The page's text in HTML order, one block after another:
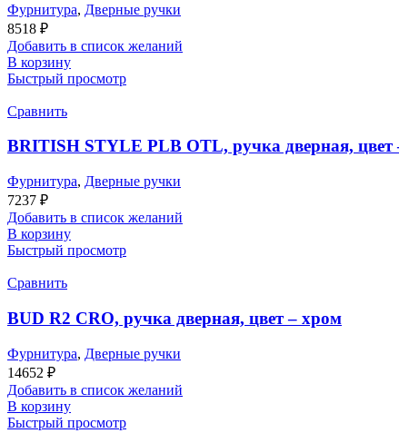
Фурнитура, Дверные ручки
8518 ₽
Добавить в список желаний
В корзину
Быстрый просмотр
Сравнить
BRITISH STYLE PLB OTL, ручка дверная, цвет
Фурнитура, Дверные ручки
7237 ₽
Добавить в список желаний
В корзину
Быстрый просмотр
Сравнить
BUD R2 CRO, ручка дверная, цвет – хром
Фурнитура, Дверные ручки
14652 ₽
Добавить в список желаний
В корзину
Быстрый просмотр